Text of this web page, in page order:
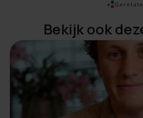
Bekijk ook